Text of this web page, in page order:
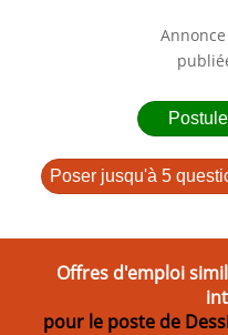
Poser jusqu'à 5
Offres d'emploi
pour le poste de